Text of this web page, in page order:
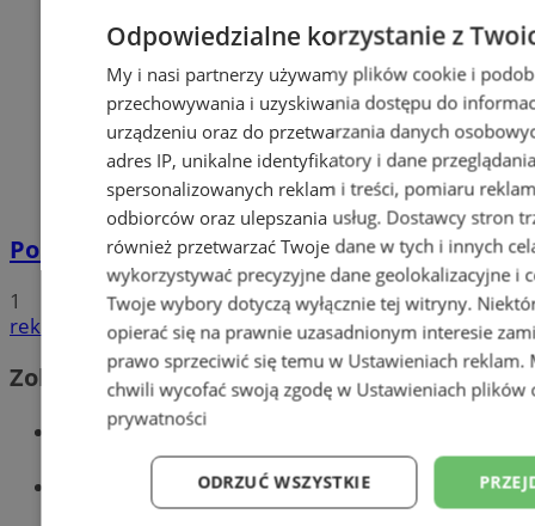
Policyjna eskorta na porodówkę
1
reklama
Zobacz również
Wiadomości kryminalne w Wodzisławiu
Wiadomości lokalne
Odpowiedzialne korzystanie z
My i nasi partnerzy używamy plików cookie i
przechowywania i uzyskiwania dostępu do
urządzeniu oraz do przetwarzania danych
adres IP, unikalne identyfikatory i dane
spersonalizowanych reklam i treści, pomiaru
odbiorców oraz ulepszania usług. Dostawcy stron
również przetwarzać Twoje dane w tych i innych
wykorzystywać precyzyjne dane geolokalizacyjne i
Twoje wybory dotyczą wyłącznie tej witryny.
opierać się na prawnie uzasadnionym interesie
prawo sprzeciwić się temu w Ustawieniach reklam.
chwili wycofać swoją zgodę w Ustawieniach plików
prywatności
ODRZUĆ WSZYSTKIE